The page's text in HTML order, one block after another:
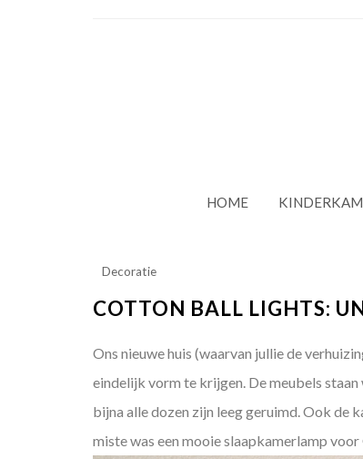
HOME
Decoratie
COTTON BALL LIGHTS:
Ons nieuwe huis (waarvan jullie de
eindelijk vorm te krijgen. De meubels
bijna alle dozen zijn leeg geruimd. Ook de
miste was een mooie slaapkamerlamp voor